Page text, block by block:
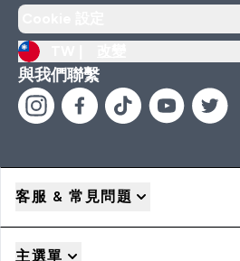
與我們聯繫
客服 & 常見問題
主選單